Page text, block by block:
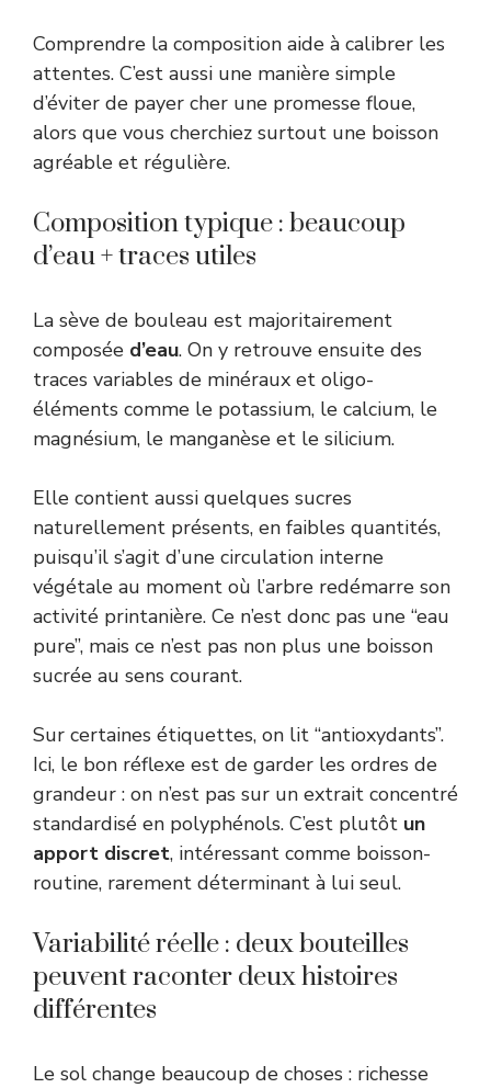
Comprendre la composition aide à calibrer les
attentes. C’est aussi une manière simple
d’éviter de payer cher une promesse floue,
alors que vous cherchiez surtout une boisson
agréable et régulière.
Composition typique : beaucoup
d’eau + traces utiles
La sève de bouleau est majoritairement
composée d’eau. On y retrouve ensuite des
traces variables de minéraux et oligo-
éléments comme le potassium, le calcium, le
magnésium, le manganèse et le silicium.
Elle contient aussi quelques sucres
naturellement présents, en faibles quantités,
puisqu’il s’agit d’une circulation interne
végétale au moment où l’arbre redémarre son
activité printanière. Ce n’est donc pas une “eau
pure”, mais ce n’est pas non plus une boisson
sucrée au sens courant.
Sur certaines étiquettes, on lit “antioxydants”.
Ici, le bon réflexe est de garder les ordres de
grandeur : on n’est pas sur un extrait concentré
standardisé en polyphénols. C’est plutôt un
apport discret, intéressant comme boisson-
routine, rarement déterminant à lui seul.
Variabilité réelle : deux bouteilles
peuvent raconter deux histoires
différentes
Le sol change beaucoup de choses : richesse